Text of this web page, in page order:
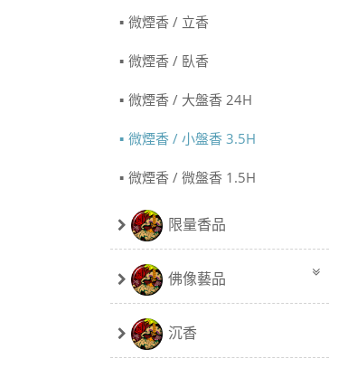
微煙香 / 立香
微煙香 / 臥香
微煙香 / 大盤香 24H
微煙香 / 小盤香 3.5H
微煙香 / 微盤香 1.5H
限量香品
佛像藝品
沉香